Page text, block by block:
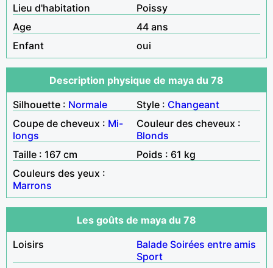
Lieu d'habitation
Poissy
Age
44 ans
Enfant
oui
Description physique de maya du 78
Silhouette : Normale Style : Changeant
Coupe de cheveux : Mi-
longs
Couleur des cheveux :
Blonds
Taille : 167 cm
Poids : 61 kg
Couleurs des yeux :
Marrons
Les goûts de maya du 78
Loisirs
Balade Soirées entre amis
Sport